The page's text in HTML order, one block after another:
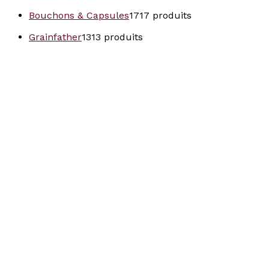
Bouchons & Capsules1717 produits
Grainfather1313 produits